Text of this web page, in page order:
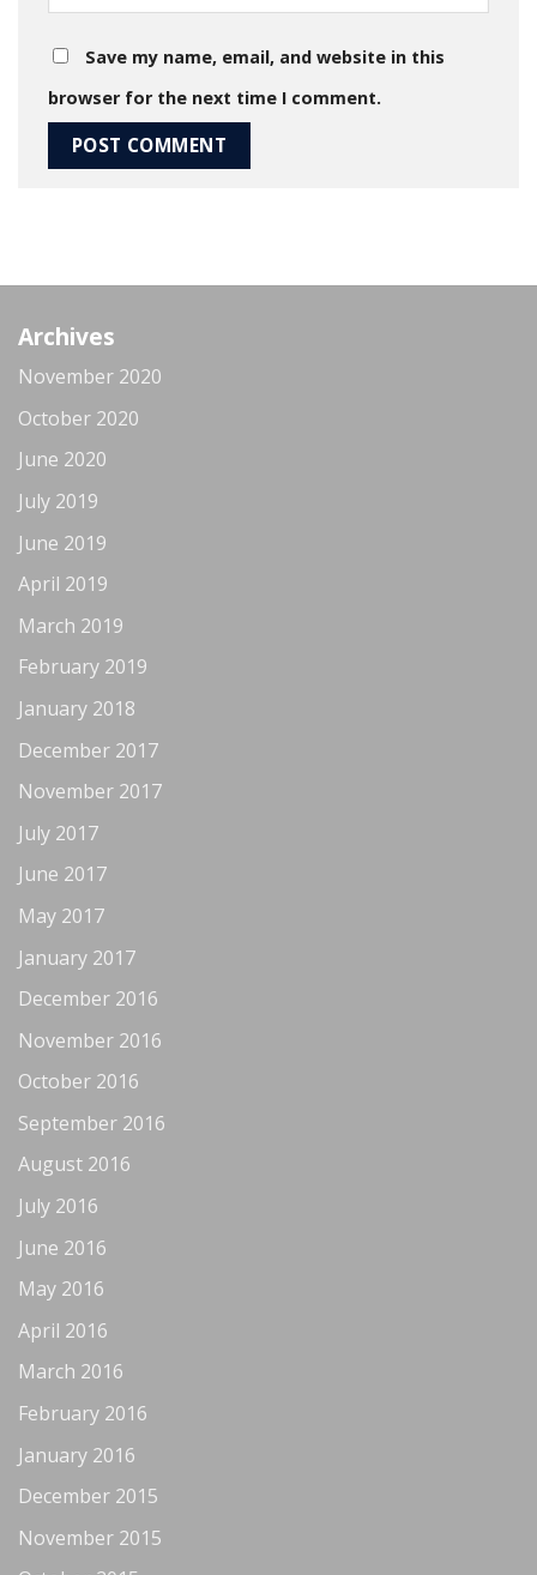
Save my name, email, and website in this
browser for the next time I comment.
Archives
November 2020
October 2020
June 2020
July 2019
June 2019
April 2019
March 2019
February 2019
January 2018
December 2017
November 2017
July 2017
June 2017
May 2017
January 2017
December 2016
November 2016
October 2016
September 2016
August 2016
July 2016
June 2016
May 2016
April 2016
March 2016
February 2016
January 2016
December 2015
November 2015